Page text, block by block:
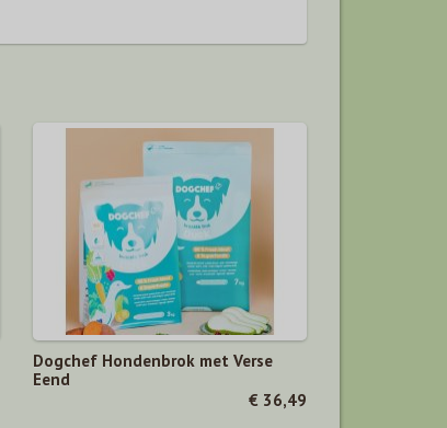
Dogchef Hondenbrok met Verse
Eend
€ 36,49